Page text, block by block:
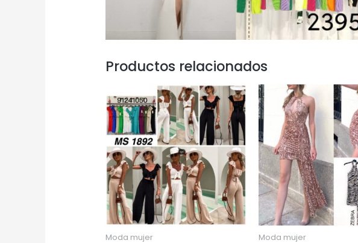
Productos relacionados
Moda mujer Moda mujer